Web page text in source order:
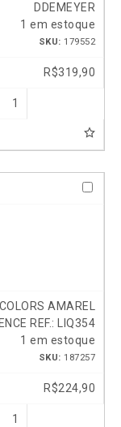
DDEMEYER
1 em estoque
SKU: 179552
R$319,90
1
AMAREL
REF.: LIQ354
1 em estoque
SKU: 187257
R$224,90
1